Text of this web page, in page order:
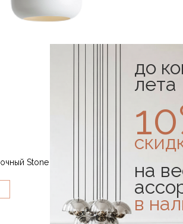
Stone Small White
до
лета
на
в